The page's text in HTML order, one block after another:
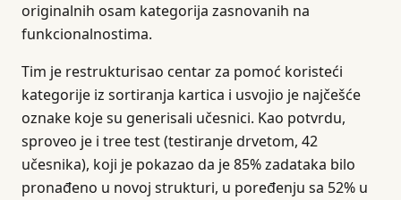
originalnih osam kategorija zasnovanih na
funkcionalnostima.
Tim je restrukturisao centar za pomoć koristeći
kategorije iz sortiranja kartica i usvojio je najčešće
oznake koje su generisali učesnici. Kao potvrdu,
sproveo je i tree test (testiranje drvetom, 42
učesnika), koji je pokazao da je 85% zadataka bilo
pronađeno u novoj strukturi, u poređenju sa 52% u